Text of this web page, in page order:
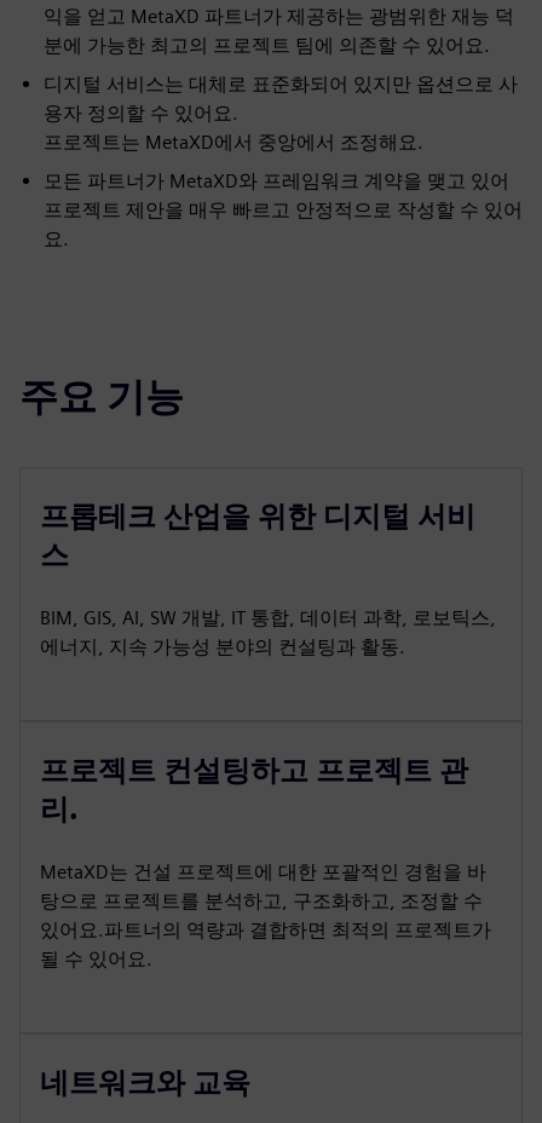
익을 얻고 MetaXD 파트너가 제공하는 광범위한 재능 덕
분에 가능한 최고의 프로젝트 팀에 의존할 수 있어요.
디지털 서비스는 대체로 표준화되어 있지만 옵션으로 사
용자 정의할 수 있어요.
프로젝트는 MetaXD에서 중앙에서 조정해요.
모든 파트너가 MetaXD와 프레임워크 계약을 맺고 있어
프로젝트 제안을 매우 빠르고 안정적으로 작성할 수 있어
요.
주요 기능
프롭테크 산업을 위한 디지털 서비
스
BIM, GIS, AI, SW 개발, IT 통합, 데이터 과학, 로보틱스,
에너지, 지속 가능성 분야의 컨설팅과 활동.
프로젝트 컨설팅하고 프로젝트 관
리.
MetaXD는 건설 프로젝트에 대한 포괄적인 경험을 바
탕으로 프로젝트를 분석하고, 구조화하고, 조정할 수
있어요.파트너의 역량과 결합하면 최적의 프로젝트가
될 수 있어요.
네트워크와 교육